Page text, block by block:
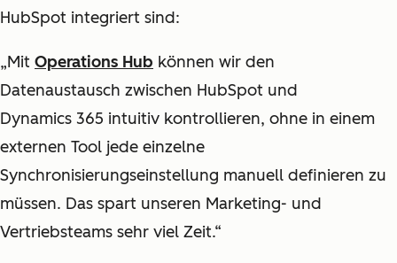
HubSpot integriert sind:
„Mit Operations Hub können wir den
Datenaustausch zwischen HubSpot und
Dynamics 365 intuitiv kontrollieren, ohne in einem
externen Tool jede einzelne
Synchronisierungseinstellung manuell definieren zu
müssen. Das spart unseren Marketing- und
Vertriebsteams sehr viel Zeit.“